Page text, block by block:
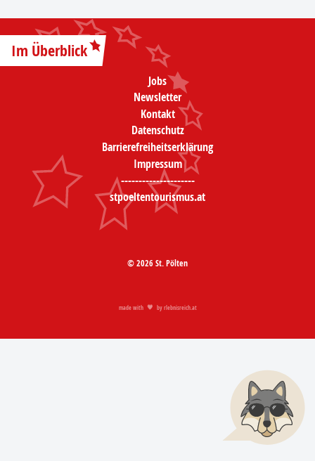
Im Überblick
Jobs
Newsletter
Kontakt
Datenschutz
Barrierefreiheitserklärung
Impressum
---------------------
stpoeltentourismus.at
© 2026 St. Pölten
made with by rlebnisreich.at